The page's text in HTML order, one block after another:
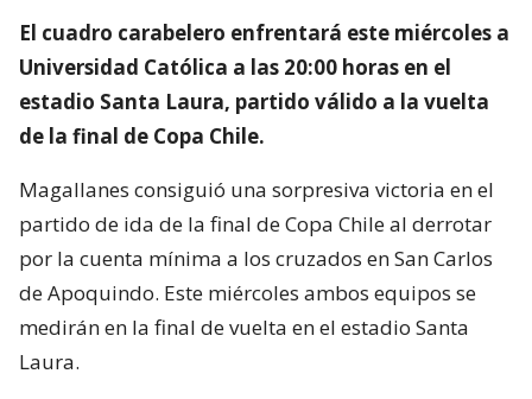
El cuadro carabelero enfrentará este miércoles a
Universidad Católica a las 20:00 horas en el
estadio Santa Laura, partido válido a la vuelta
de la final de Copa Chile.
Magallanes consiguió una sorpresiva victoria en el
partido de ida de la final de Copa Chile al derrotar
por la cuenta mínima a los cruzados en San Carlos
de Apoquindo. Este miércoles ambos equipos se
medirán en la final de vuelta en el estadio Santa
Laura.